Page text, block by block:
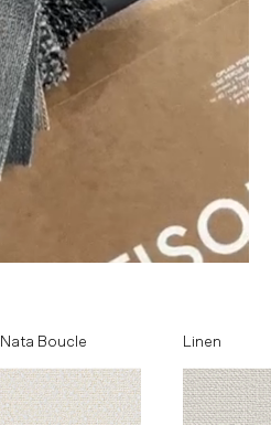
Nata Boucle Linen